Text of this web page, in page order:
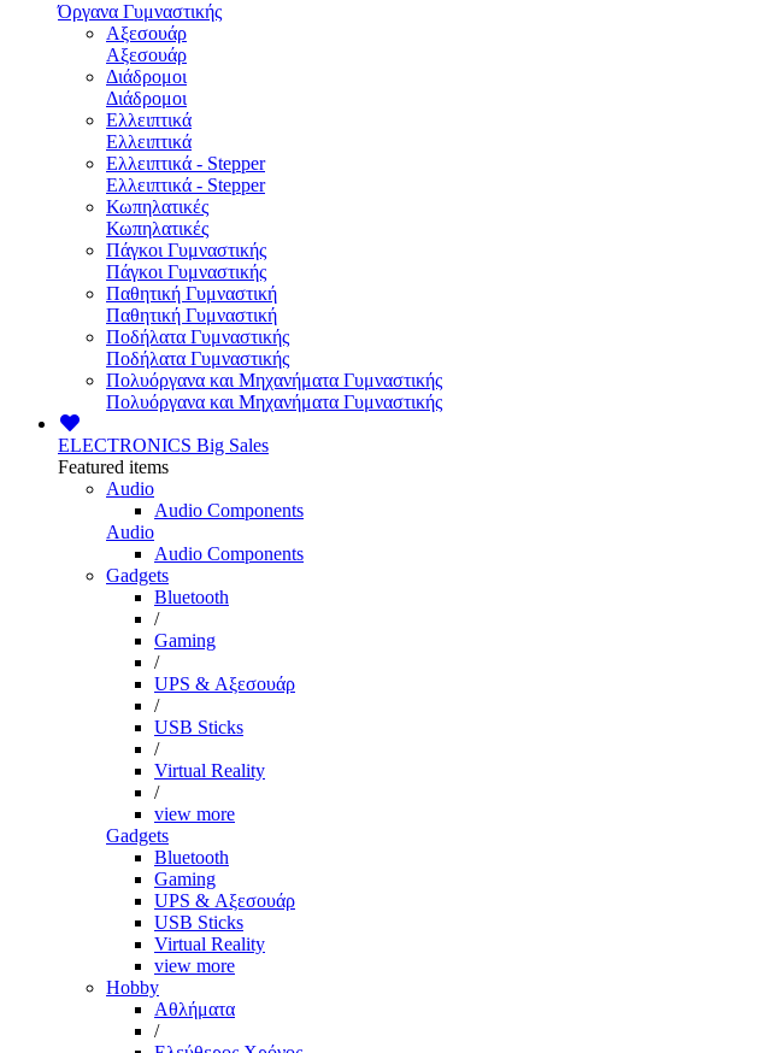
Όργανα Γυμναστικής
Αξεσουάρ
Αξεσουάρ
Διάδρομοι
Διάδρομοι
Ελλειπτικά
Ελλειπτικά
Ελλειπτικά - Stepper
Ελλειπτικά - Stepper
Κωπηλατικές
Κωπηλατικές
Πάγκοι Γυμναστικής
Πάγκοι Γυμναστικής
Παθητική Γυμναστική
Παθητική Γυμναστική
Ποδήλατα Γυμναστικής
Ποδήλατα Γυμναστικής
Πολυόργανα και Μηχανήματα Γυμναστικής
Πολυόργανα και Μηχανήματα Γυμναστικής
ELECTRONICS Big Sales
Featured items
Audio
Audio Components
Audio
Audio Components
Gadgets
Bluetooth
/
Gaming
/
UPS & Αξεσουάρ
/
USB Sticks
/
Virtual Reality
/
view more
Gadgets
Bluetooth
Gaming
UPS & Αξεσουάρ
USB Sticks
Virtual Reality
view more
Hobby
Αθλήματα
/